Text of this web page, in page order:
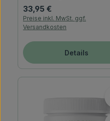
Regulärer Preis:
33,95 €
Preise inkl. MwSt. ggf.
Versandkosten
Details